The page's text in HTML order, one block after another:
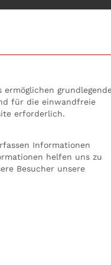
Service-Gruppen,
ermöglichen
für die einwandfreie
erforderlich.
Informationen
helfen uns zu
Besucher unsere